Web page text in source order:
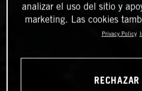
analizar el uso del sitio y
marketing. Las cookies
Privacy Policy